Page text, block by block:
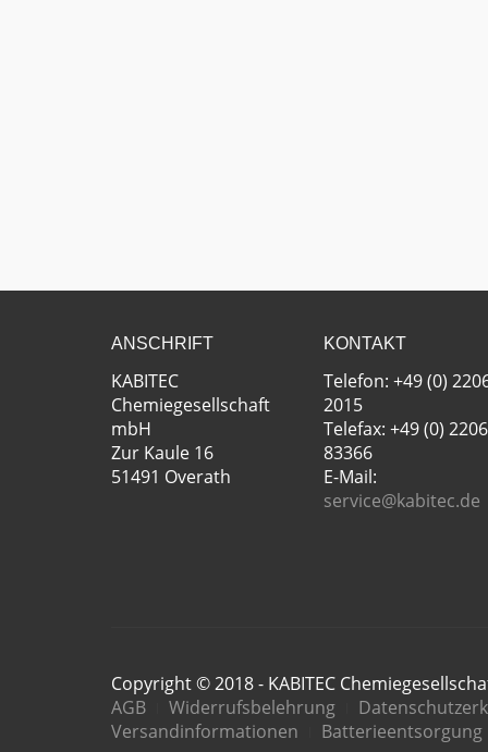
ANSCHRIFT
KABITEC
Chemiegesellschaft
mbH
Zur Kaule 16
51491 Overath
KONTAKT
Telefon: +49 (0)
2015
Telefax: +49 (0) 2206
83366
E-Mail:
service@kabitec.de
Copyright © 2018 - KABITEC
AGB
Widerrufsbelehrung
Versandinformationen
Batterieentsorgung